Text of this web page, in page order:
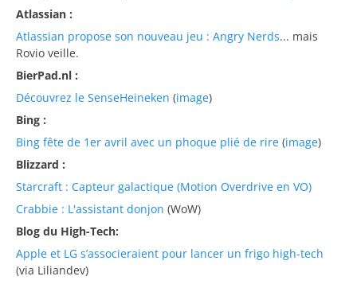
Atlassian :
Atlassian propose son nouveau jeu : Angry Nerds... mais
Rovio veille.
BierPad.nl :
Découvrez le SenseHeineken (image)
Bing :
Bing fête de 1er avril avec un phoque plié de rire (image)
Blizzard :
Starcraft : Capteur galactique (Motion Overdrive en VO)
Crabbie : L'assistant donjon (WoW)
Blog du High-Tech:
Apple et LG s’associeraient pour lancer un frigo high-tech
(via Liliandev)